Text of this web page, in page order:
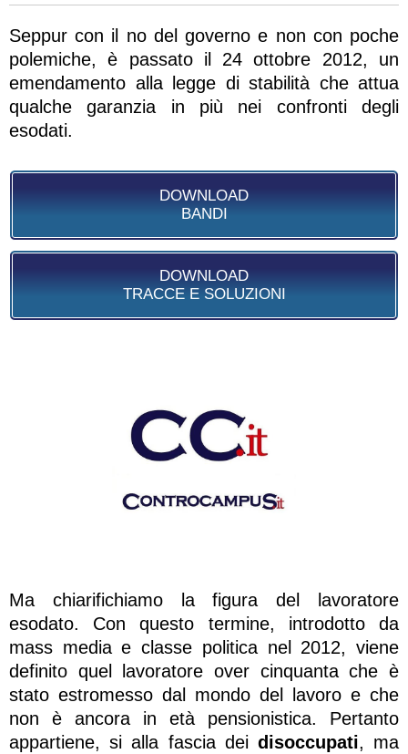
Seppur con il no del governo e non con poche
polemiche, è passato il 24 ottobre 2012, un
emendamento alla legge di stabilità che attua
qualche garanzia in più nei confronti degli
esodati.
DOWNLOAD
BANDI
DOWNLOAD
TRACCE E SOLUZIONI
Ma chiarifichiamo la figura del lavoratore
esodato. Con questo termine, introdotto da
mass media e classe politica nel 2012, viene
definito quel lavoratore over cinquanta che è
stato estromesso dal mondo del lavoro e che
non è ancora in età pensionistica. Pertanto
appartiene, si alla fascia dei disoccupati, ma